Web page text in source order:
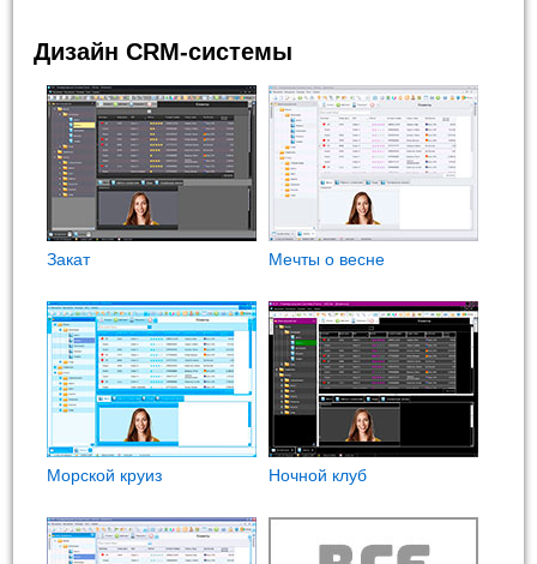
Дизайн CRM-системы
Закат Мечты о весне
Морской круиз Ночной клуб